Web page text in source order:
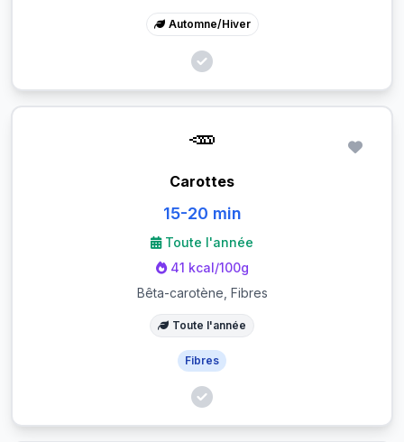
Automne/Hiver
🥕
Carottes
15-20 min
Toute l'année
41 kcal/100g
Bêta-carotène, Fibres
Toute l'année
Fibres